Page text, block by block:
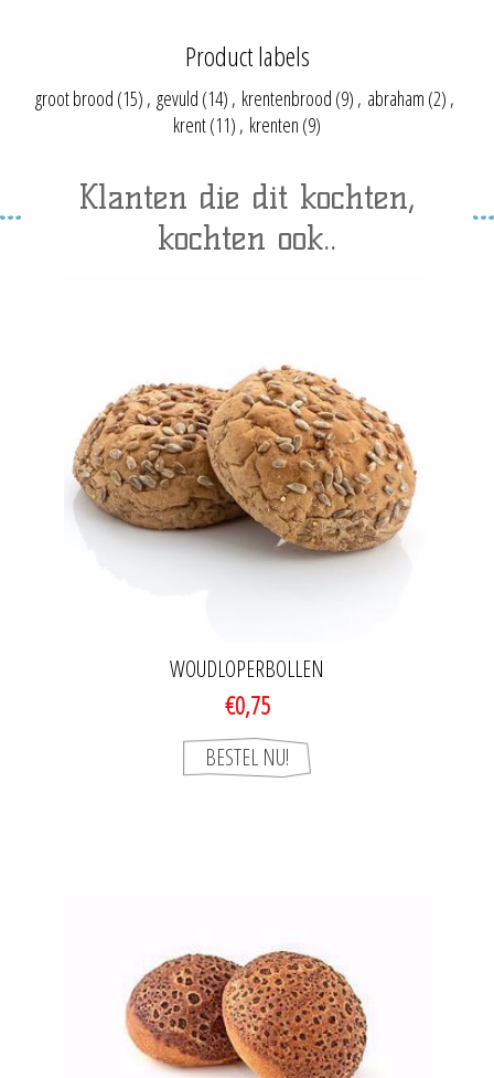
Product labels
groot brood (15) , gevuld (14) , krentenbrood (9) , abraham (2) ,
krent(11) , krenten (9)
Klanten die dit kochten,
kochten ook..
WOUDLOPERBOLLEN
€0,75